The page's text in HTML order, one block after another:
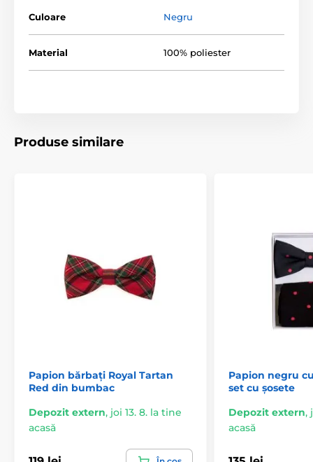
Culoare Negru
Material 100% poliester
Produse similare
Papion bărbați Royal Tartan
Red din bumbac
Depozit extern, joi 13. 8. la tine
acasă
Papion negru
set cu șosete
Depozit extern,
acasă